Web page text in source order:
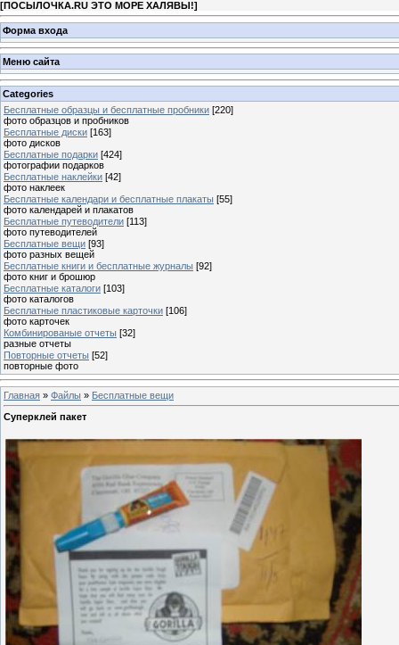
[ПОСЫЛОЧКА.RU ЭТО МОРЕ ХАЛЯВЫ!]
Форма входа
Меню сайта
Categories
Бесплатные образцы и бесплатные пробники [220]
фото образцов и пробников
Бесплатные диски [163]
фото дисков
Бесплатные подарки [424]
фотографии подарков
Бесплатные наклейки [42]
фото наклеек
Бесплатные календари и бесплатные плакаты [55]
фото календарей и плакатов
Бесплатные путеводители [113]
фото путеводителей
Бесплатные вещи [93]
фото разных вещей
Бесплатные книги и бесплатные журналы [92]
фото книг и брошюр
Бесплатные каталоги [103]
фото каталогов
Бесплатные пластиковые карточки [106]
фото карточек
Комбинированые отчеты [32]
разные отчеты
Повторные отчеты [52]
повторные фото
Главная » Файлы » Бесплатные вещи
Суперклей пакет